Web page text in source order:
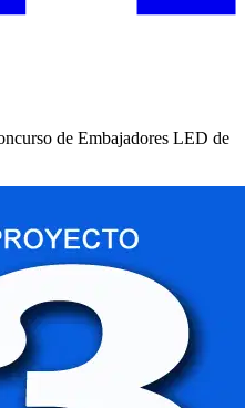
de Embajadores LED de